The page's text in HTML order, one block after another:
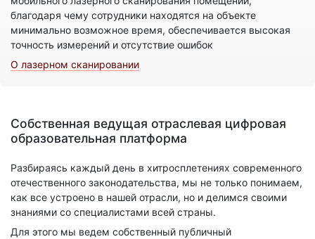
благодаря чему сотрудники находятся на объекте
минимально возможное время, обеспечивается высокая
точность измерений и отсутствие ошибок
О лазерном сканировании
Собственная ведущая отраслевая цифровая
образовательная платформа
Разбираясь каждый день в хитросплетениях современного
отечественного законодательства, мы не только понимаем,
как все устроено в нашей отрасли, но и делимся своими
знаниями со специалистами всей страны.
Для этого мы ведем собственный публичный